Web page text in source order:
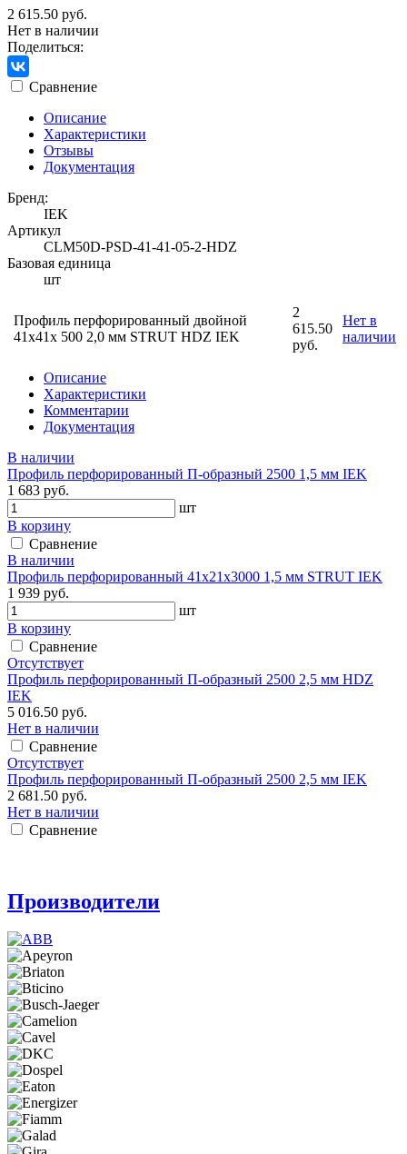
2 615.50 руб.
Нет в наличии
Поделиться:
Сравнение
Описание
Характеристики
Отзывы
Документация
Бренд:
IEK
Артикул
CLM50D-PSD-41-41-05-2-HDZ
Базовая единица
шт
Профиль перфорированный двойной
41х41х 500 2,0 мм STRUT HDZ IEK
2
615.50
руб.
Нет в
наличии
Описание
Характеристики
Комментарии
Документация
В наличии
Профиль перфорированный П-образный 2500 1,5 мм IEK
1 683 руб.
шт
В корзину
Сравнение
В наличии
Профиль перфорированный 41х21х3000 1,5 мм STRUT IEK
1 939 руб.
шт
В корзину
Сравнение
Отсутствует
Профиль перфорированный П-образный 2500 2,5 мм HDZ
IEK
5 016.50 руб.
Нет в наличии
Сравнение
Отсутствует
Профиль перфорированный П-образный 2500 2,5 мм IEK
2 681.50 руб.
Нет в наличии
Сравнение
Производители